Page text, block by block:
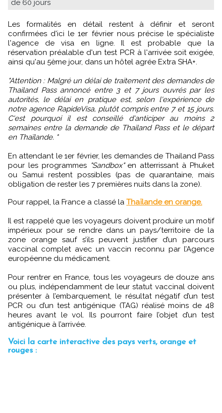
de 60 jours
Les formalités en détail restent à définir et seront
confirmées d'ici le 1er février nous précise le spécialiste
l'agence de visa en ligne. Il est probable que la
réservation préalable d'un test PCR à l'arrivée soit exigée,
ainsi qu'au 5ème jour, dans un hôtel agrée Extra SHA+.
"Attention : Malgré un délai de traitement des demandes de
Thailand Pass annoncé entre 3 et 7 jours ouvrés par les
autorités, le délai en pratique est, selon l'expérience de
notre agence RapideVisa, plutôt compris entre 7 et 15 jours.
C'est pourquoi il est conseillé d'anticiper au moins 2
semaines entre la demande de Thailand Pass et le départ
en Thaïlande. "
En attendant le 1er février, les demandes de Thailand Pass
pour les programmes "Sandbox"en atterrissant à Phuket
ou Samui restent possibles (pas de quarantaine, mais
obligation de rester les 7 premières nuits dans la zone).
Pour rappel, la France a classé la Thaïlande en orange.
Il est rappelé que les voyageurs doivent produire un motif
impérieux pour se rendre dans un pays/territoire de la
zone orange sauf s’ils peuvent justifier d’un parcours
vaccinal complet avec un vaccin reconnu par l’Agence
européenne du médicament.
Pour rentrer en France, tous les voyageurs de douze ans
ou plus, indépendamment de leur statut vaccinal doivent
présenter à l’embarquement, le résultat négatif d’un test
PCR ou d’un test antigénique (TAG) réalisé moins de 48
heures avant le vol. Ils pourront faire l’objet d’un test
antigénique à l’arrivée.
Voici la carte interactive des pays verts, orange et
rouges :